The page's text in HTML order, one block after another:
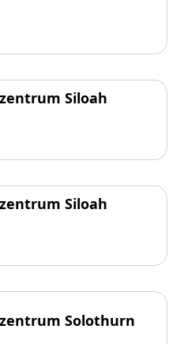
Siloah
Siloah
Solothurn